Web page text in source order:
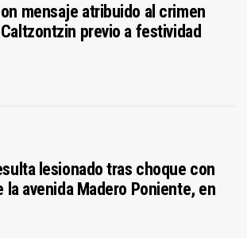
mensaje atribuido al crimen
previo a festividad
lesionado tras choque con
la avenida Madero Poniente, en